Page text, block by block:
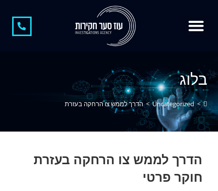
בלוג
>
Uncategorized
> הדרך לממש צו הרחקה בעזרת
הדרך לממש צו הרחקה בעזרת
חוקר פרטי